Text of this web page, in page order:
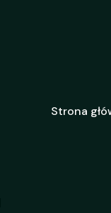
Strona